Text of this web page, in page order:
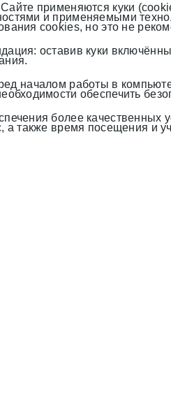
применяются куки
и применяемыми
cookies, но это не
оставив куки
началом работы в
обеспечить
более качественных
а также время посещения и